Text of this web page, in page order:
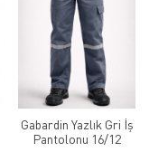
Gabardin Yazlık Gri İş
Pantolonu 16/12